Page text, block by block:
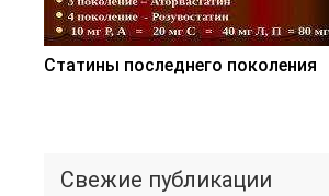
Статины последнего поколения
Свежие публикации